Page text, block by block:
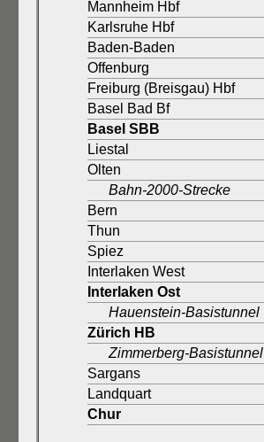
Mannheim Hbf
Karlsruhe Hbf
Baden-Baden
Offenburg
Freiburg (Breisgau) Hbf
Basel Bad Bf
Basel SBB
Liestal
Olten
Bahn-2000-Strecke
Bern
Thun
Spiez
Interlaken West
Interlaken Ost
Hauenstein-Basistunnel
Zürich HB
Zimmerberg-Basistunnel
Sargans
Landquart
Chur